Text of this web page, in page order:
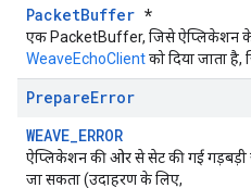
PacketBuffer *
एक PacketBuffer, जिसे ऐप्लिकेशन के
WeaveEchoClientको दिया जाता
PrepareError
WEAVE_ERROR
ऐप्लिकेशन की ओर से सेट की गई गड़बड़ी
जा सकता (उदाहरण के लिए,